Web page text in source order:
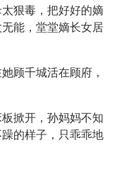
狠毒，把好好的嫡
能，堂堂嫡长女居
顾千城活在顾府，
掀开，孙妈妈不知
的样子，只乖乖地